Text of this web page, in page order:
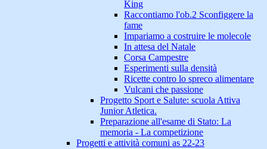
King
Raccontiamo l'ob.2 Sconfiggere la
fame
Impariamo a costruire le molecole
In attesa del Natale
Corsa Campestre
Esperimenti sulla densità
Ricette contro lo spreco alimentare
Vulcani che passione
Progetto Sport e Salute: scuola Attiva
Junior Atletica.
Preparazione all'esame di Stato: La
memoria - La competizione
Progetti e attività comuni as 22-23